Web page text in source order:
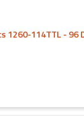
1260-114TTL - 96